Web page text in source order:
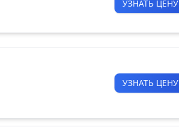
УЗНАТЬ ЦЕНУ
УЗНАТЬ ЦЕНУ